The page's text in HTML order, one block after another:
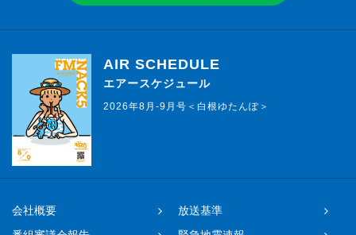
AIR SCHEDULE
エアースケジュール
2026年8月-9月号＜白根ゆたんぽ＞
会社概要
放送基準